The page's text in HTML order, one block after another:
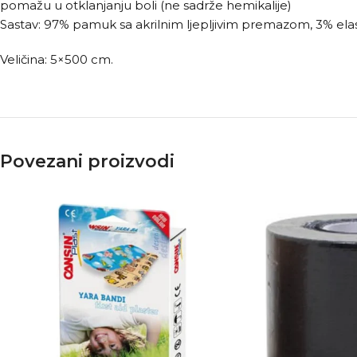
pomažu u otklanjanju boli (ne sadrže hemikalije)
Sastav: 97% pamuk sa akrilnim ljepljivim premazom, 3%
Veličina: 5×500 cm.
Povezani proizvodi